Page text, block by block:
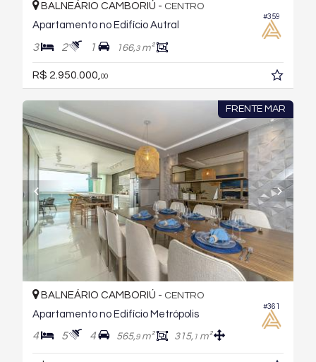
#359
BALNEÁRIO CAMBORIÚ - CENTRO
Apartamento no Edifício Autral
3 2 1 166,3m²
R$ 2.950.000,00
FRENTE MAR
#361
BALNEÁRIO CAMBORIÚ - CENTRO
Apartamento no Edifício Metrópolis
4 5 4 565,9m² 315, 1 m²